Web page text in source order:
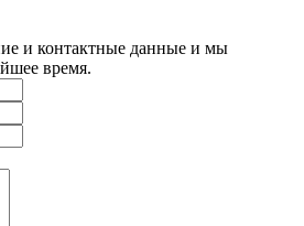
и контактные данные и мы
время.